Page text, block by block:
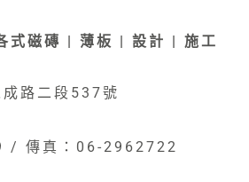
式磁磚 | 薄板 | 設計 | 施工
路二段537號
/ 傳真：06-2962722